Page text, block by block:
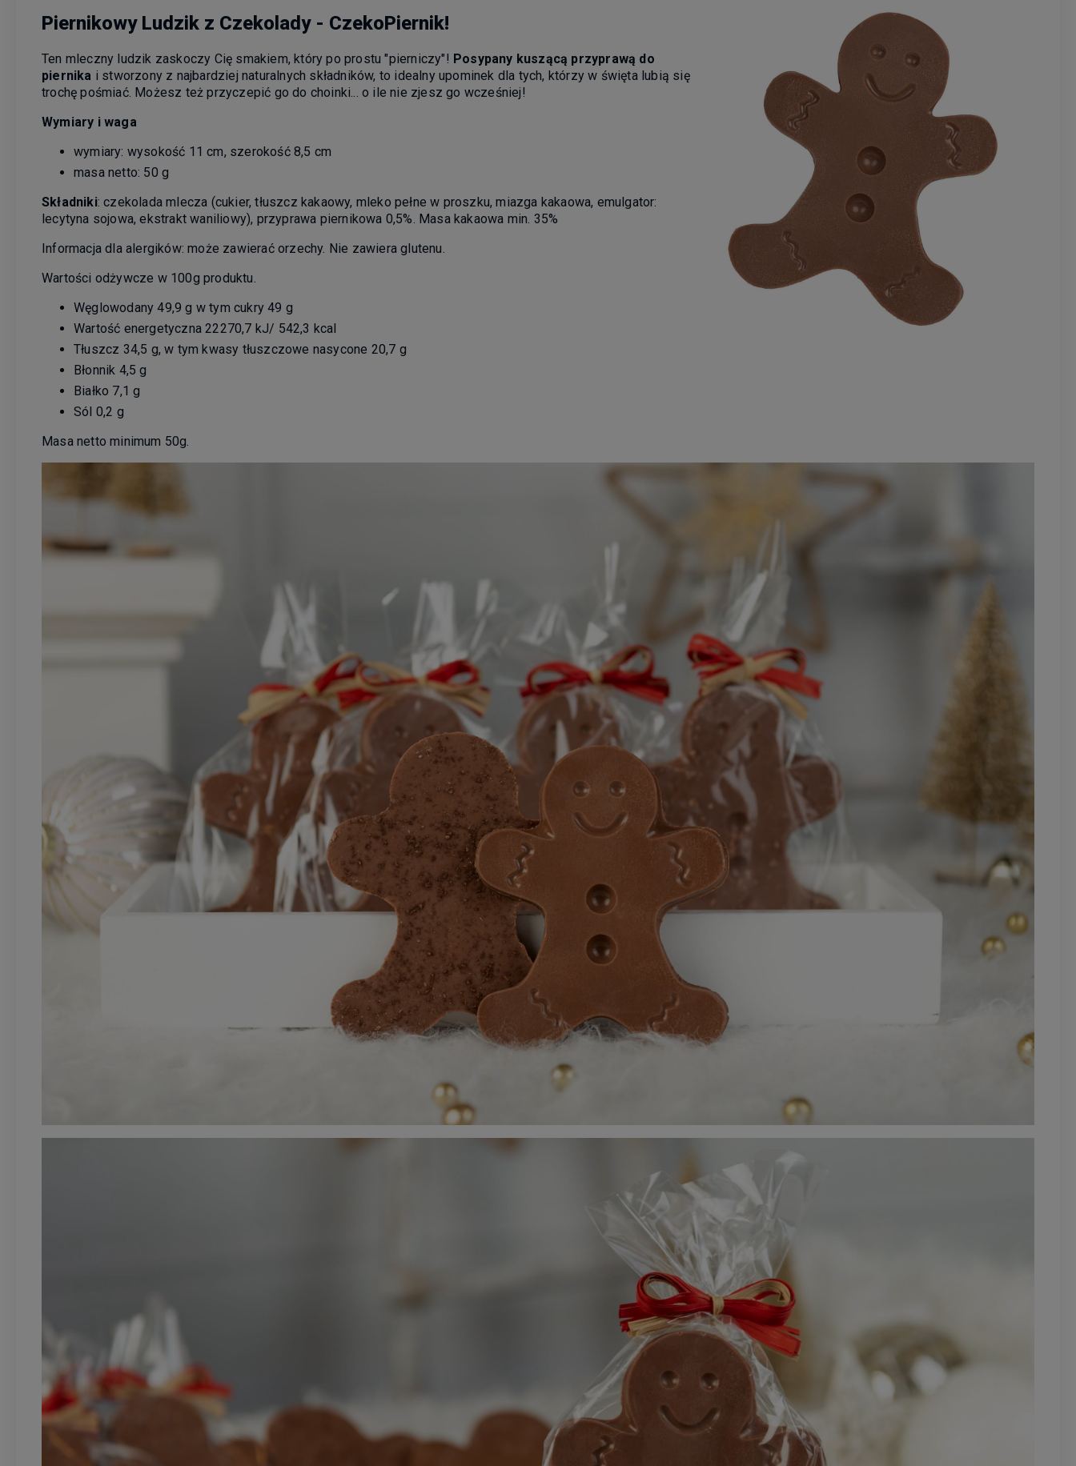
Piernikowy Ludzik z Czekolady - CzekoPiernik!
Ten mleczny ludzik zaskoczy Cię smakiem, który po prostu "pierniczy"! Posypany kuszącą przyprawą do
piernika i stworzony z najbardziej naturalnych składników, to idealny upominek dla tych, którzy w święta lubią się
trochę pośmiać. Możesz też przyczepić go do choinki... o ile nie zjesz go wcześniej!
Wymiary i waga
wymiary: wysokość 11 cm, szerokość 8,5 cm
masa netto: 50 g
Składniki: czekolada mlecza (cukier, tłuszcz kakaowy, mleko pełne w proszku, miazga kakaowa, emulgator:
lecytyna sojowa, ekstrakt waniliowy), przyprawa piernikowa 0,5%. Masa kakaowa min. 35%
Informacja dla alergików: może zawierać orzechy. Nie zawiera glutenu.
Wartości odżywcze w 100g produktu.
Węglowodany 49,9 g w tym cukry 49 g
Wartość energetyczna 22270,7 kJ/ 542,3 kcal
Tłuszcz 34,5 g, w tym kwasy tłuszczowe nasycone 20,7 g
Błonnik 4,5 g
Białko 7,1 g
Sól 0,2 g
Masa netto minimum 50g.